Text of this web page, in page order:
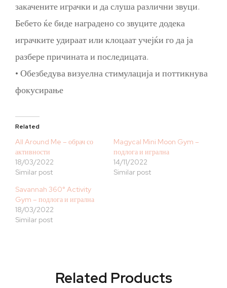
закачените играчки и да слуша различни звуци.
Бебето ќе биде наградено со звуците додека
играчките удираат или клоцаат учејќи го да ја
разбере причината и последицата.
• Обезбедува визуелна стимулација и поттикнува
фокусирање
Related
All Around Me – обрач со
активности
18/03/2022
Similar post
Magycal Mini Moon Gym –
подлога и игрална
14/11/2022
Similar post
Savannah 360° Activity
Gym – подлога и игрална
18/03/2022
Similar post
Related Products